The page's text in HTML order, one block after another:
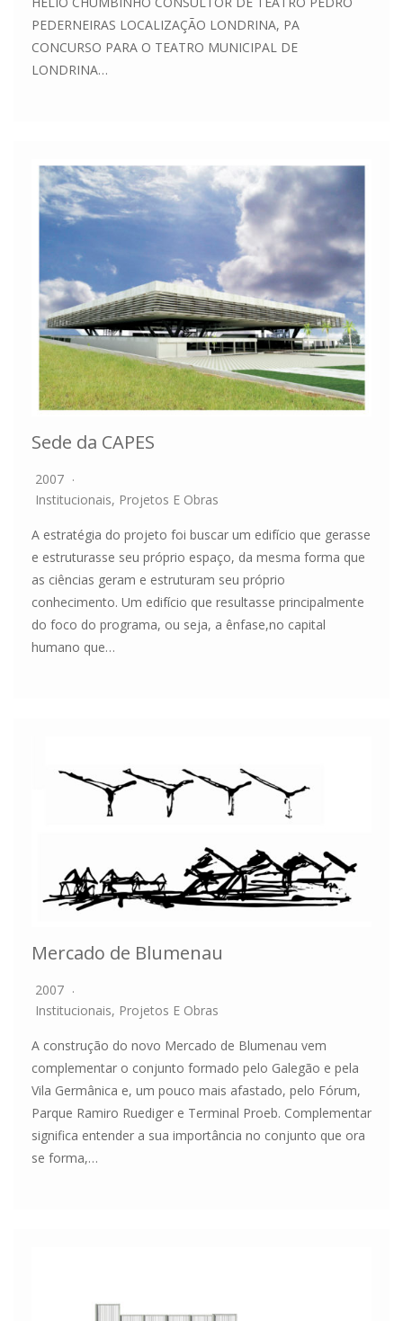
PEDERNEIRAS LOCALIZAÇÃO LONDRINA, PA
CONCURSO PARA O TEATRO MUNICIPAL DE
LONDRINA…
Sede da CAPES
2007
Institucionais, Projetos E Obras
A estratégia do projeto foi buscar um edifício que gerasse
e estruturasse seu próprio espaço, da mesma forma que
as ciências geram e estruturam seu próprio
conhecimento. Um edifício que resultasse principalmente
do foco do programa, ou seja, a ênfase,no capital
humano que…
Mercado de Blumenau
2007
Institucionais, Projetos E Obras
A construção do novo Mercado de Blumenau vem
complementar o conjunto formado pelo Galegão e pela
Vila Germânica e, um pouco mais afastado, pelo Fórum,
Parque Ramiro Ruediger e Terminal Proeb. Complementar
significa entender a sua importância no conjunto que ora
se forma,…